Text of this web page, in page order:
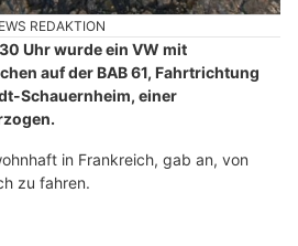
REDAKTION
Uhr wurde ein VW mit
auf der BAB 61, Fahrtrichtung
Schauernheim, einer
in Frankreich, gab an, von
zu fahren.